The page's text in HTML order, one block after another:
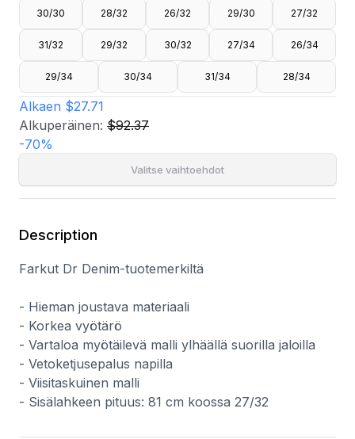
- Viisitaskuinen malli
- Sisälahkeen pituus: 81 cm koossa 27/32
30/30 28/32 26/32 29/30 27/32
31/32 29/32 30/32 27/34 26/34
29/34 30/34 31/34 28/34
Alkaen $27.71
Alkuperäinen: $92.37
-70%
Valitse vaihtoehdot
Description
Farkut Dr Denim-tuotemerkiltä
- Hieman joustava materiaali
- Korkea vyötärö
- Vartaloa myötäilevä malli ylhäällä suorilla jaloilla
- Vetoketjusepalus napilla
- Viisitaskuinen malli
- Sisälahkeen pituus: 81 cm koossa 27/32